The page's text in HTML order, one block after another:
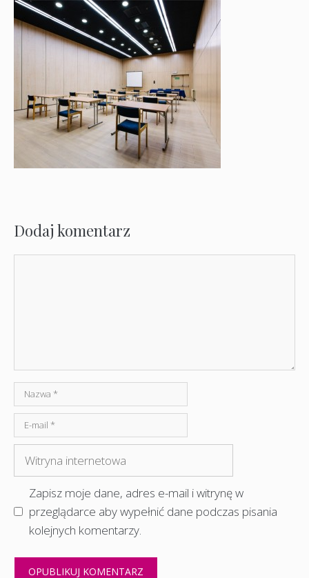
Dodaj komentarz
Nazwa
mail
internetowa
Zapisz moje dane, adres e-mail i witrynę w
przeglądarce aby wypełnić dane podczas pisania
kolejnych komentarzy.